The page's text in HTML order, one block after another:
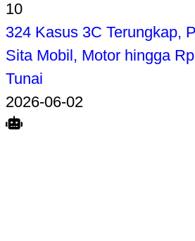
10
324 Kasus 3C Terungkap,
Sita Mobil, Motor hingga
Tunai
2026-06-02